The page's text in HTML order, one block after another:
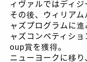
ィヴァルではディジ
その後、ウィリア
ャズプログラムに
ャズコンペティシ
oup賞を獲得。
ニューヨークに移り